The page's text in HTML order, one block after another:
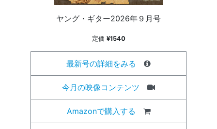
ヤング・ギター2026年９月号
定価 ¥1540
最新号の詳細をみる
今月の映像コンテンツ
Amazonで購入する